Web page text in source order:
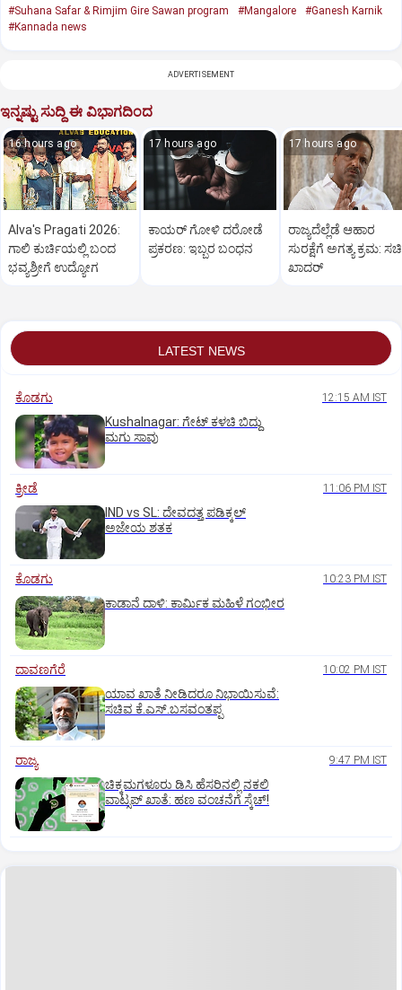
#Suhana Safar & Rimjim Gire Sawan program #Mangalore
#Ganesh Karnik
#Kannada news
ADVERTISEMENT
ಇನ್ನಷ್ಟು ಸುದ್ದಿ ಈ ವಿಭಾಗದಿಂದ
16 hours ago
Alva's Pragati 2026:
ಗಾಲಿ ಕುರ್ಚಿಯಲ್ಲಿ ಬಂದ
ಭವ್ಯಶ್ರೀಗೆ ಉದ್ಯೋಗ
17 hours ago
ಕಾಯರ್ ಗೋಳಿ ದರೋಡೆ
ಪ್ರಕರಣ: ಇಬ್ಬರ ಬಂಧನ
17 hours ago
ರಾಜ್ಯದೆಲ್ಲೆಡೆ ಆಹಾರ
ಸುರಕ್ಷೆಗೆ ಅಗತ್ಯ ಕ್ರಮ:
ಖಾದರ್
LATEST NEWS
ಕೊಡಗು 12:15 AM IST
Kushalnagar: ಗೇಟ್ ಕಳಚಿ ಬಿದ್ದು
ಮಗು ಸಾವು
ಕ್ರೀಡೆ 11:06 PM IST
IND vs SL: ದೇವದತ್ತ ಪಡಿಕ್ಕಲ್‌
ಅಜೇಯ ಶತಕ
ಕೊಡಗು 10:23 PM IST
ಕಾಡಾನೆ ದಾಳಿ: ಕಾರ್ಮಿಕ ಮಹಿಳೆ ಗಂಭೀರ
ದಾವಣಗೆರೆ 10:02 PM IST
ಯಾವ ಖಾತೆ ನೀಡಿದರೂ ನಿಭಾಯಿಸುವೆ:
ಸಚಿವ ಕೆ.ಎಸ್.ಬಸವಂತಪ್ಪ
ರಾಜ್ಯ 9:47 PM IST
ಚಿಕ್ಕಮಗಳೂರು ಡಿಸಿ ಹೆಸರಿನಲ್ಲಿ ನಕಲಿ
ವಾಟ್ಸಪ್ ಖಾತೆ: ಹಣ ವಂಚನೆಗೆ ಸ್ಕೆಚ್!